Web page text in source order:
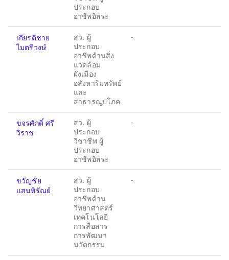
ประกอบ
อาชีพอิสระ
เกียรติชาย
ไมตรีวงษ์
สว. ผู้
ประกอบ
อาชีพด้านสิ่ง
แวดล้อม
ผังเมือง
อสังหาริมทรัพย์
และ
สาธารณูปโภค
-
ขจรศักดิ์ ศรี
วิราช
สว. ผู้
ประกอบ
วิชาชีพ ผู้
ประกอบ
อาชีพอิสระ
-
ขวัญชัย
แสนหิรัณย์
สว. ผู้
ประกอบ
อาชีพด้าน
วิทยาศาสตร์
เทคโนโลยี
การสื่อสาร
การพัฒนา
นวัตกรรม
-